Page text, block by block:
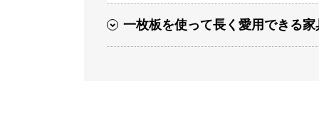
一枚板を使って長く愛用できる家